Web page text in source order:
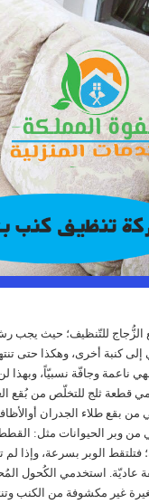
للتّنظيف؛ حيث يجب
إلى كنبة أخرى، وهكذا حتى
فهي ناعمة وجافّة نسبيّاً،
قطعة ثلج للتخلّص من بُقع
بقع طلاء الجدران
من وبر الحيوانات مثل:
الوبر بسرعة، وإذا لم
عاديّة. استخدمي الكُحول
غير مكشوفة من الكنب